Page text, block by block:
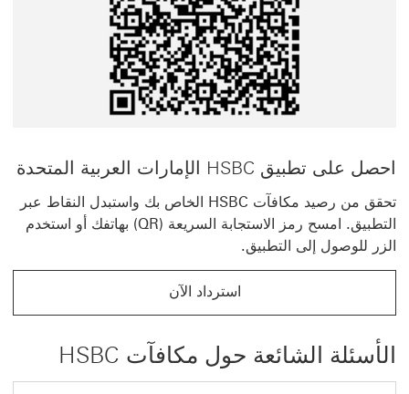
احصل على تطبيق HSBC الإمارات العربية المتحدة
تحقق من رصيد مكافآت HSBC الخاص بك واستبدل النقاط عبر
التطبيق. امسح رمز الاستجابة السريعة (QR) بهاتفك أو استخدم
الزر للوصول إلى التطبيق.
استرداد الآن
الأسئلة الشائعة حول مكافآت HSBC